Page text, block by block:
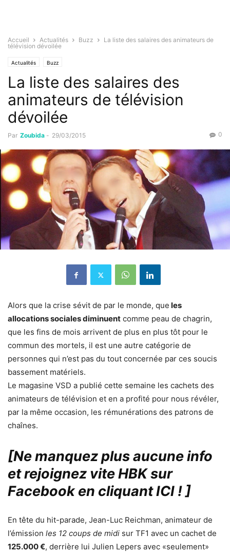
Accueil Actualités Buzz
La liste des salaires des animateurs de
télévision dévoilée
Actualités Buzz
La liste des salaires des
animateurs de télévision
dévoilée
Par Zoubida - 29/03/2015 0
Alors que la crise sévit de par le monde, que les
allocations sociales diminuent comme peau de chagrin,
que les fins de mois arrivent de plus en plus tôt pour le
commun des mortels, il est une autre catégorie de
personnes qui n’est pas du tout concernée par ces soucis
bassement matériels.
Le magasine VSD a publié cette semaine les cachets des
animateurs de télévision et en a profité pour nous révéler,
par la même occasion, les rémunérations des patrons de
chaînes.
[Ne manquez plus aucune info
et rejoignez vite HBK sur
Facebook en cliquant ICI !]
En tête du hit-parade, Jean-Luc Reichman, animateur de
l’émission les 12 coups de midi sur TF1 avec un cachet de
125.000 €, derrière lui Julien Lepers avec «seulement»